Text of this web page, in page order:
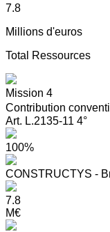
7.8
Millions d'euros
Total Ressources
Mission 4
Contribution
Art. L.2135-11 4°
100%
CONSTRUCTYS -
7.8
M€